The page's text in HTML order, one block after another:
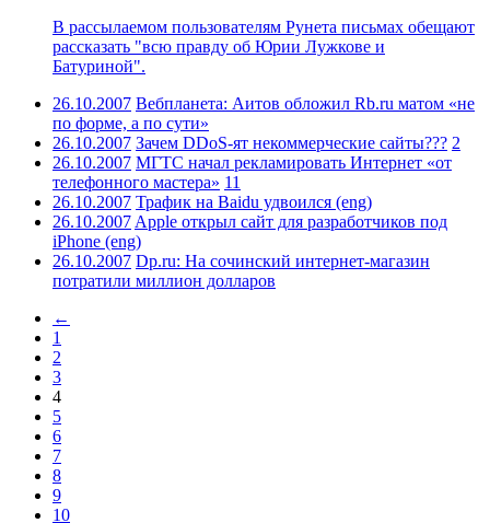
В рассылаемом пользователям Рунета письмах обещают
рассказать "всю правду об Юрии Лужкове и
Батуриной".
26.10.2007 Вебпланета: Аитов обложил Rb.ru матом «не
по форме, а по сути»
26.10.2007 Зачем DDoS-ят некоммерческие сайты??? 2
26.10.2007 МГТС начал рекламировать Интернет «от
телефонного мастера» 11
26.10.2007 Трафик на Baidu удвоился (eng)
26.10.2007 Apple открыл сайт для разработчиков под
iPhone (eng)
26.10.2007 Dp.ru: На сочинский интернет-магазин
потратили миллион долларов
←
1
2
3
4
5
6
7
8
9
10